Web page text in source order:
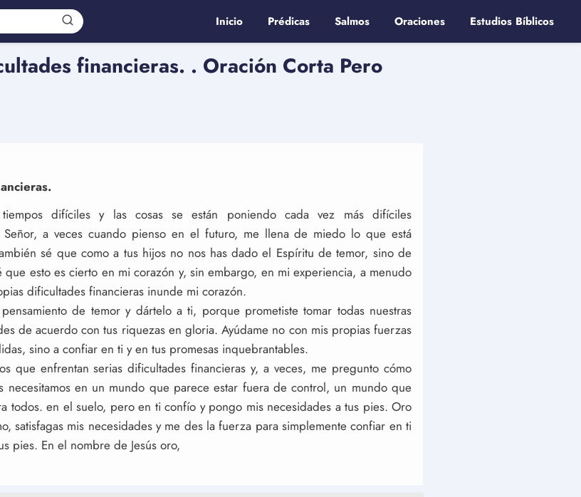
Inicio Prédicas Salmos Oraciones Estudios Bíblicos
financieras. . Oración Corta Pero
difíciles y las cosas se están poniendo cada vez más difíciles
a veces cuando pienso en el futuro, me llena de miedo lo que está
sé que como a tus hijos no nos has dado el Espíritu de temor, sino de
esto es cierto en mi corazón y, sin embargo, en mi experiencia, a menudo
dificultades financieras inunde mi corazón.
de temor y dártelo a ti, porque prometiste tomar todas nuestras
de acuerdo con tus riquezas en gloria. Ayúdame no con mis propias fuerzas
sino a confiar en ti y en tus promesas inquebrantables.
que enfrentan serias dificultades financieras y, a veces, me pregunto cómo
en un mundo que parece estar fuera de control, un mundo que
todos. en el suelo, pero en ti confío y pongo mis necesidades a tus pies. Oro
satisfagas mis necesidades y me des la fuerza para simplemente confiar en ti
pies. En el nombre de Jesús oro,